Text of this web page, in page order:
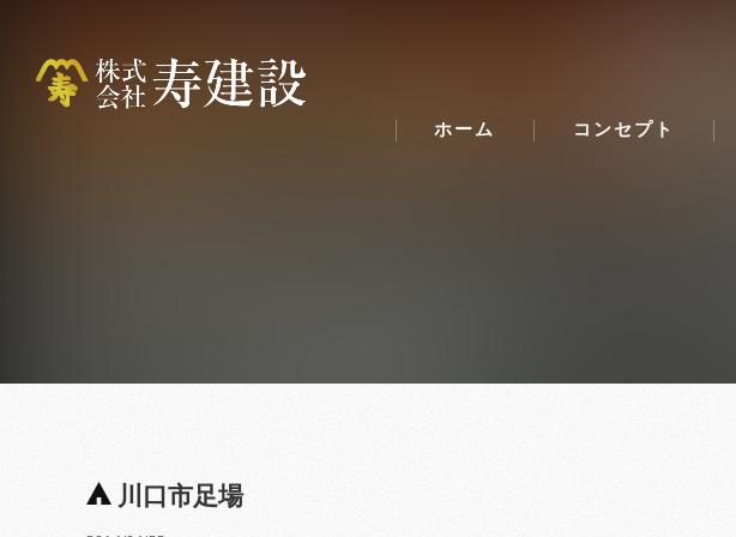
ホーム コンセプト
川口市足場